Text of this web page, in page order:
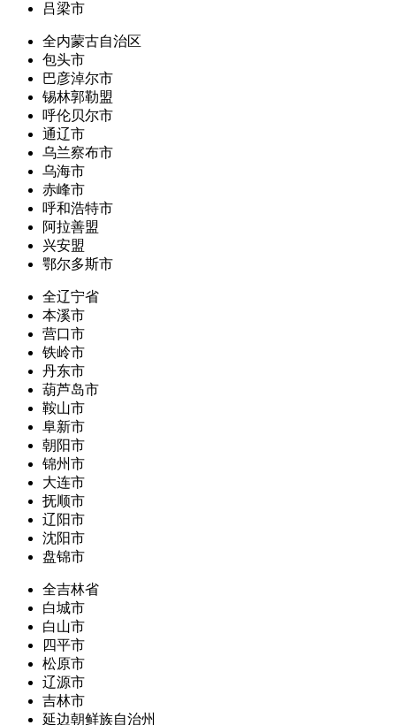
吕梁市
全内蒙古自治区
包头市
巴彦淖尔市
锡林郭勒盟
呼伦贝尔市
通辽市
乌兰察布市
乌海市
赤峰市
呼和浩特市
阿拉善盟
兴安盟
鄂尔多斯市
全辽宁省
本溪市
营口市
铁岭市
丹东市
葫芦岛市
鞍山市
阜新市
朝阳市
锦州市
大连市
抚顺市
辽阳市
沈阳市
盘锦市
全吉林省
白城市
白山市
四平市
松原市
辽源市
吉林市
延边朝鲜族自治州